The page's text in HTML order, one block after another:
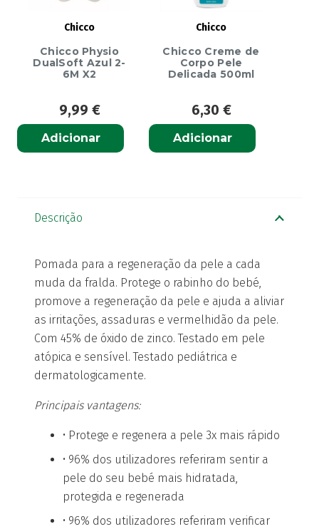
Chicco
Chicco Physio
DualSoft Azul 2-
6M X2
9,99 €
Adicionar
Chicco
Chicco Creme de
Corpo Pele
Delicada 500ml
6,30 €
Adicionar
Descrição
Pomada para a regeneração da pele a cada
muda da fralda. Protege o rabinho do bebé,
promove a regeneração da pele e ajuda a aliviar
as irritações, assaduras e vermelhidão da pele.
Com 45% de óxido de zinco. Testado em pele
atópica e sensível. Testado pediátrica e
dermatologicamente.
Principais vantagens:
• Protege e regenera a pele 3x mais rápido​
• 96% dos utilizadores referiram sentir a
pele do seu bebé mais hidratada,
protegida e regenerada
• 96% dos utilizadores referiram verificar